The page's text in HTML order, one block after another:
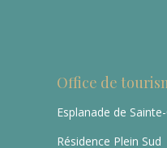
Office de
Esplanade de
Résidence Plein Sud